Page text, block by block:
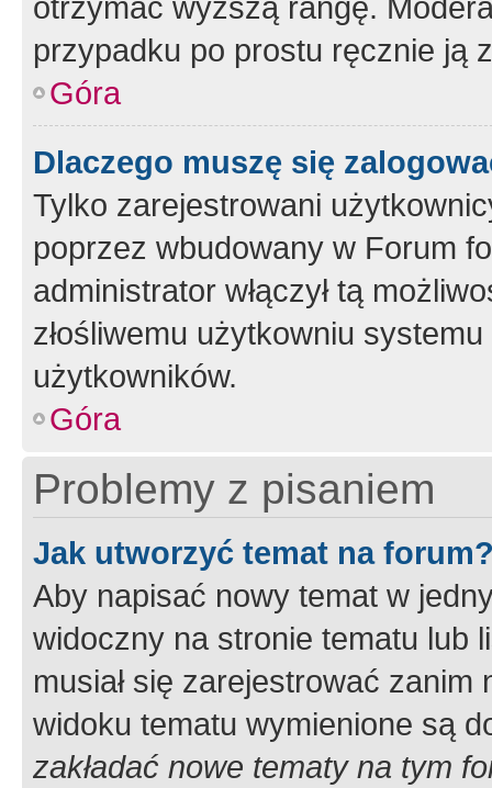
przypadku po prostu ręcznie ją
Góra
Dlaczego muszę się
Tylko zarejestrowani
poprzez wbudowany w Forum
administrator włączył tą
złośliwemu użytkowniu
użytkowników.
Góra
Problemy z pisaniem
Jak utworzyć temat na
Aby napisać nowy temat w
widoczny na stronie tematu lub
musiał się zarejestrować
widoku tematu wymienione są
zakładać nowe tematy na tym